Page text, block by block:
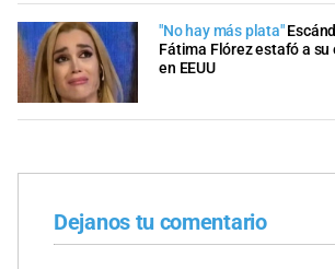
"No hay más plata"
Fátima Flórez estafó a
en EEUU
Dejanos tu comentario